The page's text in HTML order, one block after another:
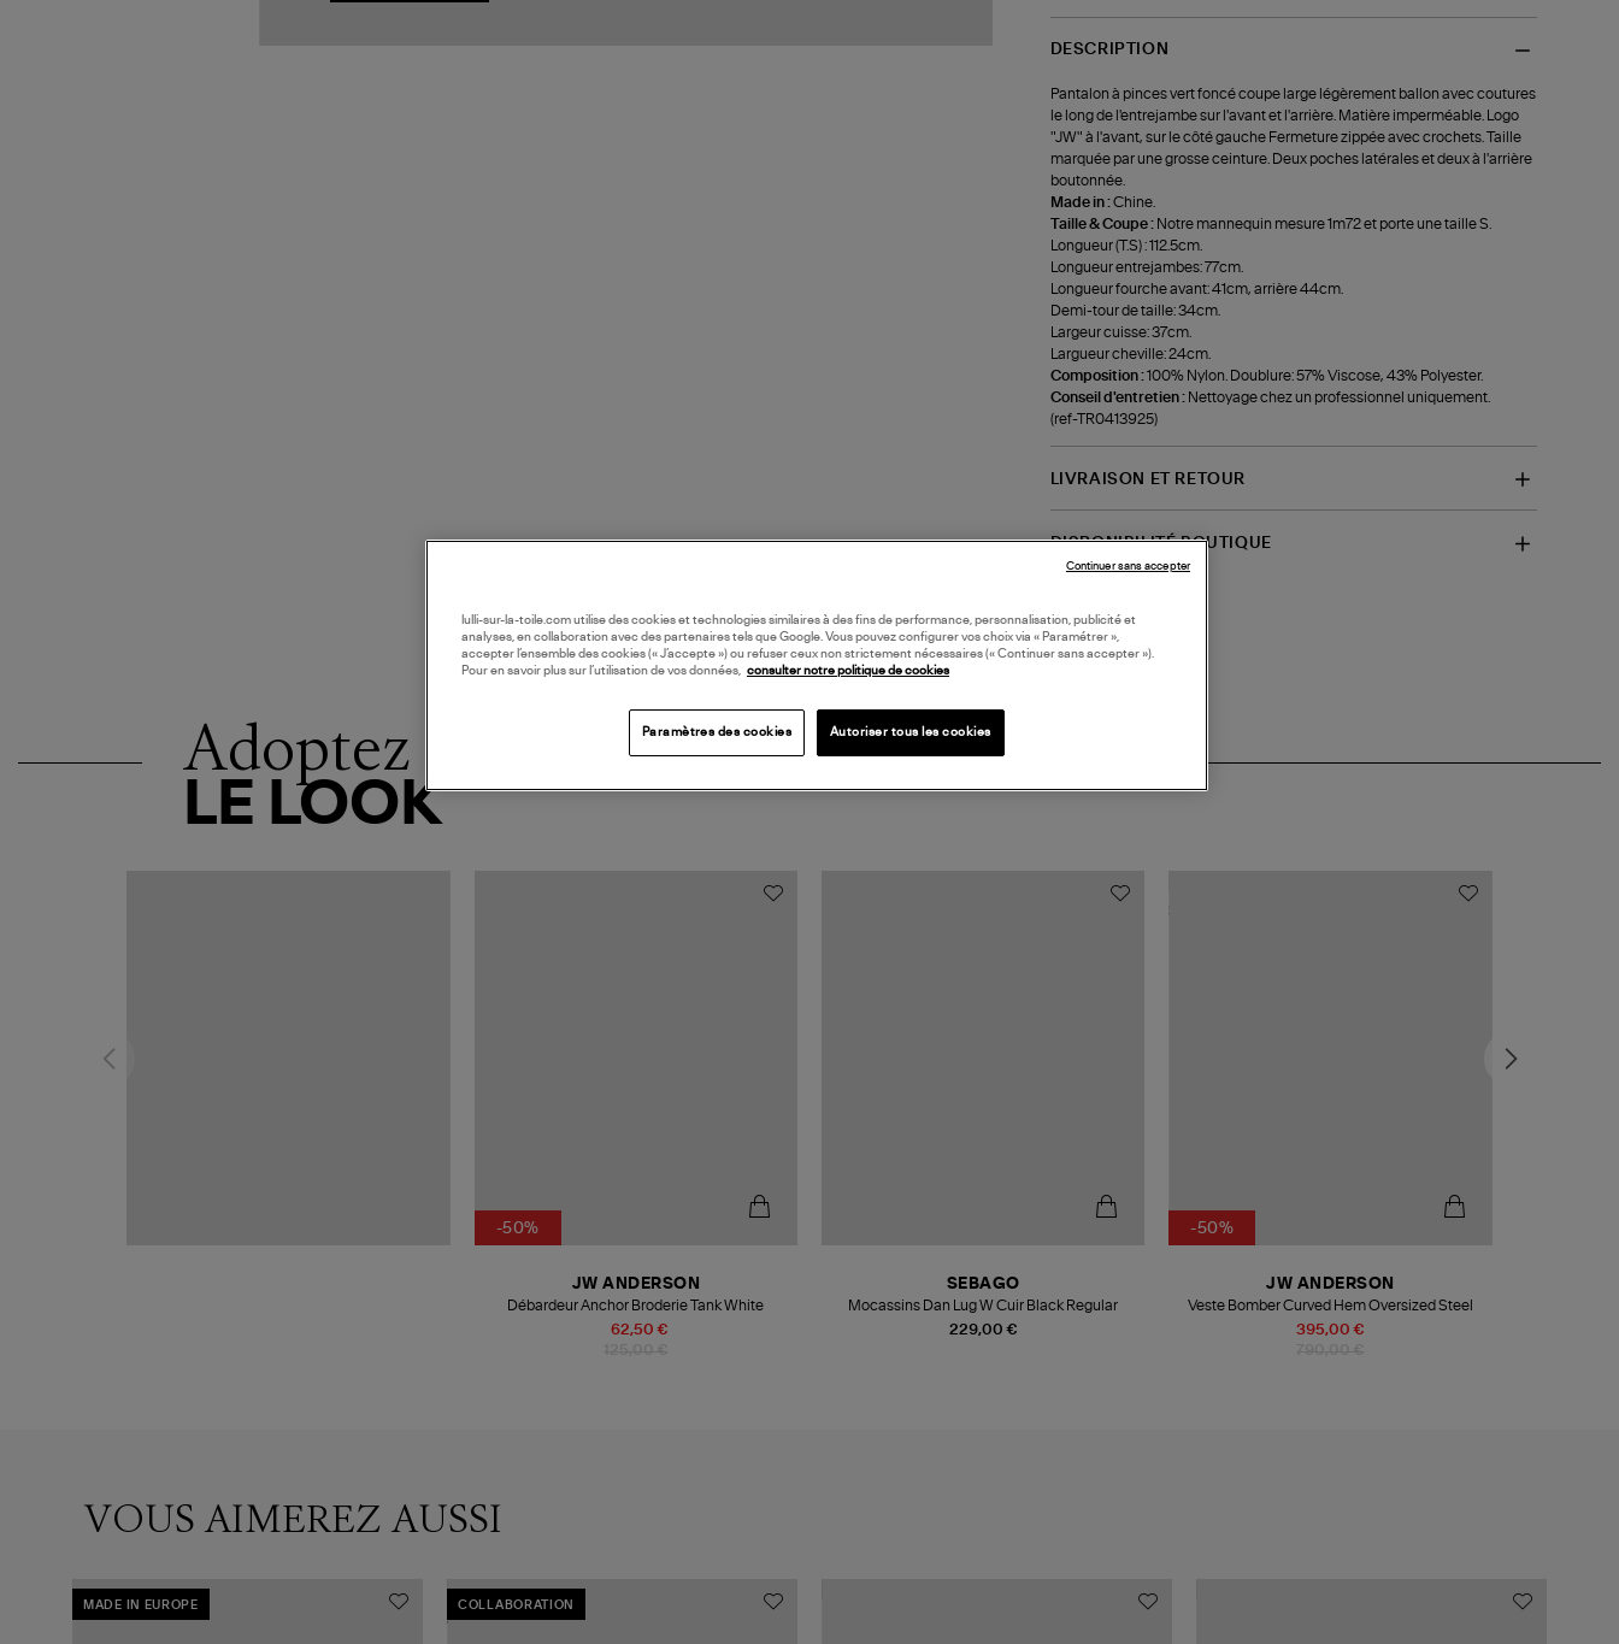
DESCRIPTION
Pantalon à pinces vert foncé coupe large légèrement ballon avec coutures
le long de l'entrejambe sur l'avant et l'arrière. Matière imperméable. Logo
"JW" à l'avant, sur le côté gauche Fermeture zippée avec crochets. Taille
marquée par une grosse ceinture. Deux poches latérales et deux à l'arrière
boutonnée.
Made in :Chine.
Taille & Coupe : Notre mannequin mesure 1m72 et porte une taille S.
Longueur (T.S) : 112.5cm.
Longueur entrejambes: 77cm.
Longueur fourche avant: 41cm, arrière 44cm.
Demi-tour de taille: 34cm.
Largeur cuisse: 37cm.
Largueur cheville: 24cm.
Composition :100% Nylon. Doublure: 57% Viscose, 43% Polyester.
Conseil d'entretien : Nettoyage chez un professionnel uniquement.
(ref-TR0413925)
LIVRAISON ET RETOUR
DISPONIBILITÉ BOUTIQUE
Adoptez
LE LOOK
-50%
62,50 €
JW ANDERSON
Débardeur Anchor Broderie Tank White
229,00 €
SEBAGO
Mocassins Dan Lug W Cuir Black Regular
-50%
395,00 €
JW ANDERSON
Veste Bomber Curved Hem Oversized Steel
VOUS AIMEREZ AUSSI
MADE IN EUROPE COLLABORATION
lulli-sur-la-toile.com utilise des cookies et technologies similaires à des fins de performance, personnalisation, publicité et
analyses, en collaboration avec des partenaires tels que Google. Vous pouvez configurer vos choix via « Paramétrer »,
accepter l’ensemble des cookies (« J’accepte ») ou refuser ceux non strictement nécessaires (« Continuer sans accepter »).
Pour en savoir plus sur l’utilisation de vos données, consulter notre politique de cookies
Paramètres des cookies Autoriser tous les cookies
Continuer sans accepter